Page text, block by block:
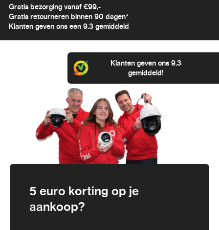
Gratis bezorging vanaf €99,-
Gratis retourneren binnen 90 dagen*
Klanten geven ons een 9.3 gemiddeld
5 euro korting op je
aankoop?
Klanten geven ons 9.3
gemiddeld!